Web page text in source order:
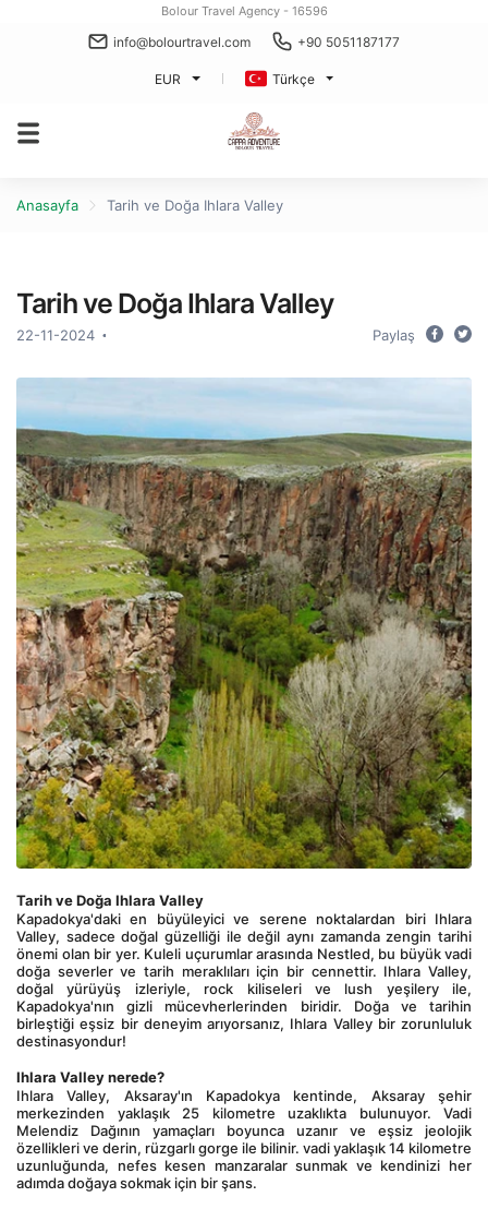
Bolour Travel Agency - 16596
info@bolourtravel.com +90 5051187177
EUR Türkçe
Anasayfa Tarih ve Doğa Ihlara Valley
Tarih ve Doğa Ihlara Valley
22-11-2024 Paylaş
Tarih ve Doğa Ihlara Valley
Kapadokya'daki en büyüleyici ve serene noktalardan biri Ihlara
Valley, sadece doğal güzelliği ile değil aynı zamanda zengin tarihi
önemi olan bir yer. Kuleli uçurumlar arasında Nestled, bu büyük vadi
doğa severler ve tarih meraklıları için bir cennettir. Ihlara Valley,
doğal yürüyüş izleriyle, rock kiliseleri ve lush yeşilery ile,
Kapadokya'nın gizli mücevherlerinden biridir. Doğa ve tarihin
birleştiği eşsiz bir deneyim arıyorsanız, Ihlara Valley bir zorunluluk
destinasyondur!
Ihlara Valley nerede?
Ihlara Valley, Aksaray'ın Kapadokya kentinde, Aksaray şehir
merkezinden yaklaşık 25 kilometre uzaklıkta bulunuyor. Vadi
Melendiz Dağının yamaçları boyunca uzanır ve eşsiz jeolojik
özellikleri ve derin, rüzgarlı gorge ile bilinir. vadi yaklaşık 14 kilometre
uzunluğunda, nefes kesen manzaralar sunmak ve kendinizi her
adımda doğaya sokmak için bir şans.